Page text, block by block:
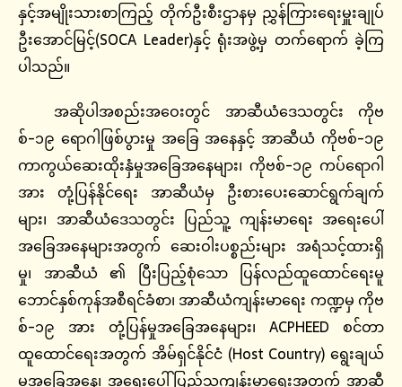
နှင့်အမျိုးသားစာကြည့် တိုက်ဦးစီးဌာနမှ ညွှန်ကြားရေးမှူးချုပ်
ဦးအောင်မြင့်(SOCA Leader)နှင့် ရုံးအဖွဲ့မှ တက်ရောက် ခဲ့ကြ
ပါသည်။
အဆိုပါအစည်းအဝေးတွင် အာဆီယံဒေသတွင်း ကိုဗ
စ်-၁၉ ရောဂါဖြစ်ပွားမှု အခြေ အနေနှင့် အာဆီယံ ကိုဗစ်-၁၉
ကာကွယ်ဆေးထိုးနှံမှုအခြေအနေများ၊ ကိုဗစ်-၁၉ ကပ်ရောဂါ
အား တုံ့ပြန်နိုင်ရေး အာဆီယံမှ ဦးစားပေးဆောင်ရွက်ချက်
များ၊ အာဆီယံဒေသတွင်း ပြည်သူ့ ကျန်းမာရေး အရေးပေါ်
အခြေအနေများအတွက် ဆေးဝါးပစ္စည်းများ အရံသင့်ထားရှိ
မှု၊ အာဆီယံ ၏ ပြီးပြည့်စုံသော ပြန်လည်ထူထောင်ရေးမူ
ဘောင်နှစ်ကုန်အစီရင်ခံစာ၊ အာဆီယံကျန်းမာရေး ကဏ္ဍမှ ကိုဗ
စ်-၁၉ အား တုံ့ပြန်မှုအခြေအနေများ၊ ACPHEED စင်တာ
ထူထောင်ရေးအတွက် အိမ်ရှင်နိုင်ငံ (Host Country) ရွေးချယ်
မှုအခြေအနေ၊ အရေးပေါ်ပြည်သူ့ကျန်းမာရေးအတွက် အာဆီ